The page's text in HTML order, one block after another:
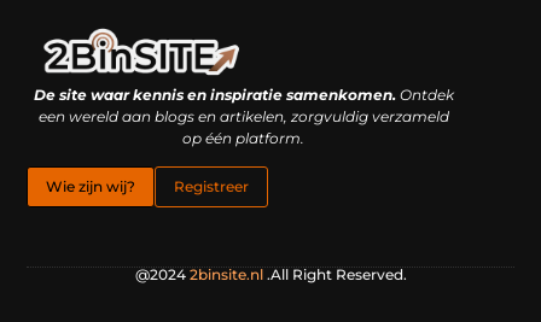
De site waar kennis en inspiratie samenkomen.Ontdek
een wereld aan blogs en artikelen, zorgvuldig verzameld
op één platform.
Wie zijn wij? Registreer
@2024 2binsite.nl.All Right Reserved.